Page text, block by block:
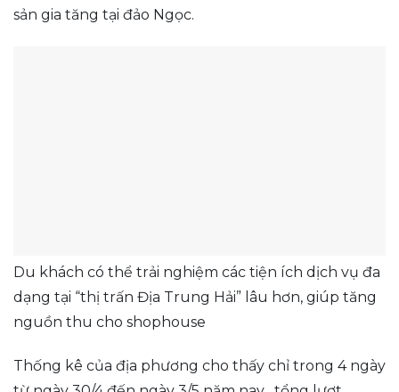
sản gia tăng tại đảo Ngọc.
Du khách có thể trải nghiệm các tiện ích dịch vụ đa
dạng tại “thị trấn Địa Trung Hải” lâu hơn, giúp tăng
nguồn thu cho shophouse
Thống kê của địa phương cho thấy chỉ trong 4 ngày